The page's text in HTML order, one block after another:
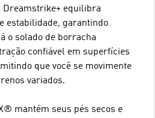
Dreamstrike+ equilibra
estabilidade, garantindo
o solado de borracha
confiável em superfícies
que você se movimente
variados.
mantém seus pés secos e